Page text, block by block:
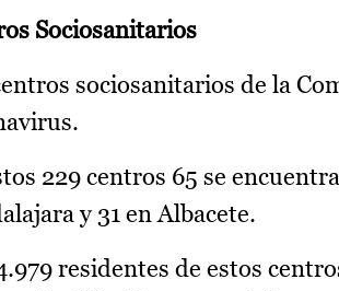
Sociosanitarios
sociosanitarios de la
229 centros 65 se
y 31 en Albacete.
residentes de estos